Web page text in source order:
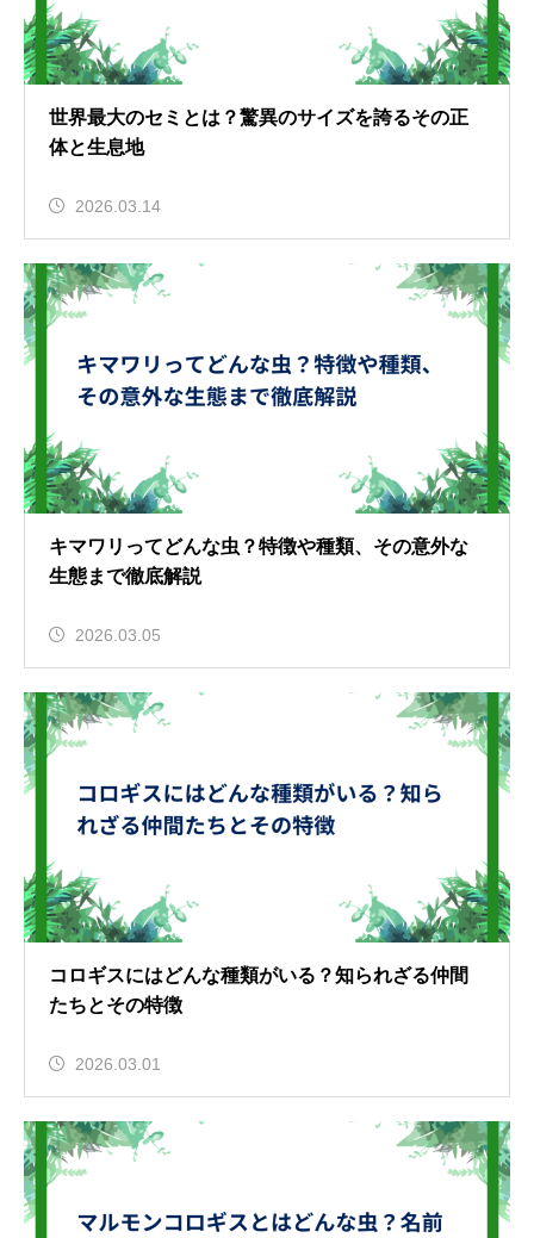
世界最大のセミとは？驚異のサイズを誇るその正
体と生息地
2026.03.14
キマワリってどんな虫？特徴や種類、その意外な
生態まで徹底解説
2026.03.05
コロギスにはどんな種類がいる？知られざる仲間
たちとその特徴
2026.03.01